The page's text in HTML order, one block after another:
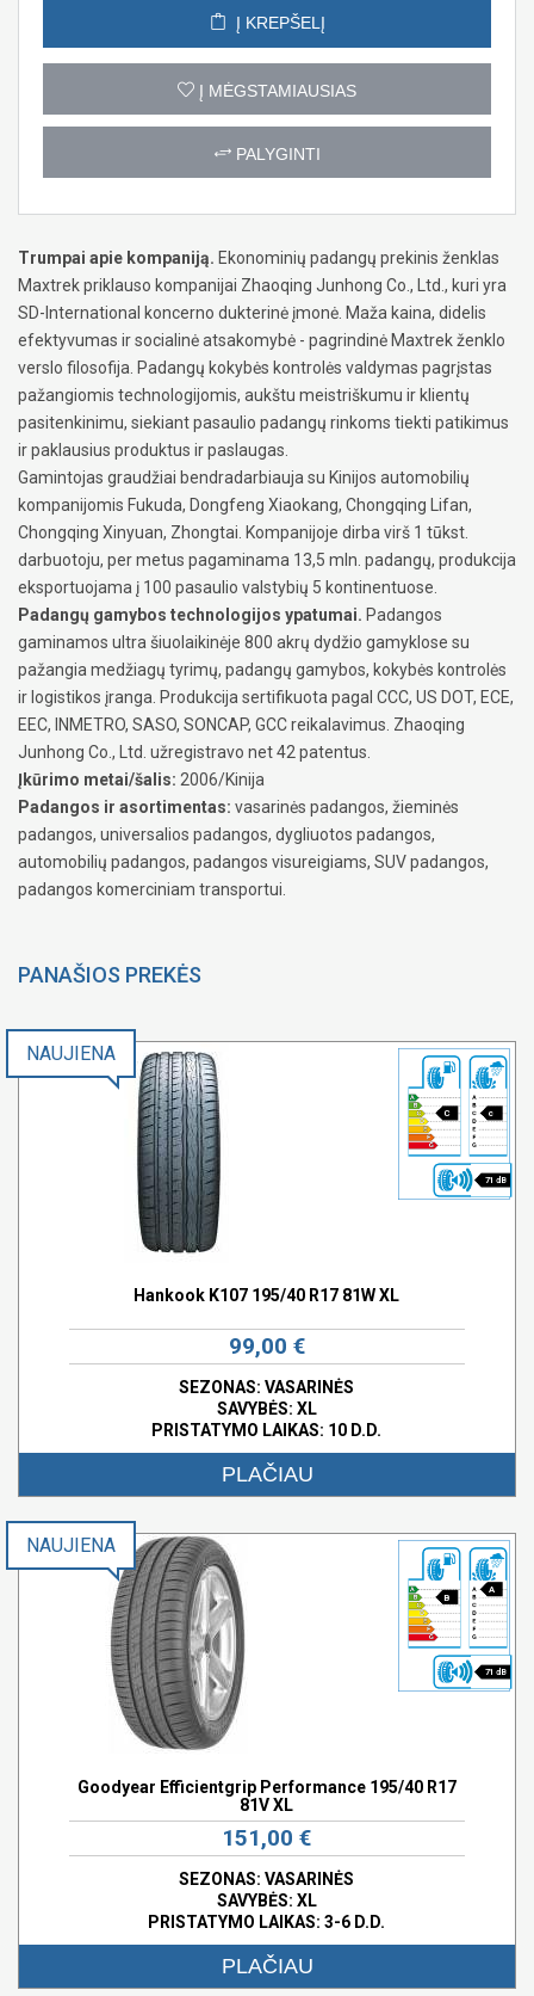
Į KREPŠELĮ
Į MĖGSTAMIAUSIAS
PALYGINTI
Trumpai apie kompaniją. Ekonominių padangų prekinis ženklas
Maxtrek priklauso kompanijai Zhaoqing Junhong Co., Ltd., kuri yra
SD-International koncerno dukterinė įmonė. Maža kaina, didelis
efektyvumas ir socialinė atsakomybė - pagrindinė Maxtrek ženklo
verslo filosofija. Padangų kokybės kontrolės valdymas pagrįstas
pažangiomis technologijomis, aukštu meistriškumu ir klientų
pasitenkinimu, siekiant pasaulio padangų rinkoms tiekti patikimus
ir paklausius produktus ir paslaugas.
Gamintojas graudžiai bendradarbiauja su Kinijos automobilių
kompanijomis Fukuda, Dongfeng Xiaokang, Chongqing Lifan,
Chongqing Xinyuan, Zhongtai. Kompanijoje dirba virš 1 tūkst.
darbuotoju, per metus pagaminama 13,5 mln. padangų, produkcija
eksportuojama į 100 pasaulio valstybių 5 kontinentuose.
Padangų gamybos technologijos ypatumai. Padangos
gaminamos ultra šiuolaikinėje 800 akrų dydžio gamyklose su
pažangia medžiagų tyrimų, padangų gamybos, kokybės kontrolės
ir logistikos įranga. Produkcija sertifikuota pagal CCC, US DOT, ECE,
EEC, INMETRO, SASO, SONCAP, GCC reikalavimus. Zhaoqing
Junhong Co., Ltd. užregistravo net 42 patentus.
Įkūrimo metai/šalis: 2006/Kinija
Padangos ir asortimentas: vasarinės padangos, žieminės
padangos, universalios padangos, dygliuotos padangos,
automobilių padangos, padangos visureigiams, SUV padangos,
padangos komerciniam transportui.
PANAŠIOS PREKĖS
C c
71 dB
NAUJIENA
Hankook K107 195/40 R17 81W XL
99,00 €
SEZONAS: VASARINĖS
SAVYBĖS: XL
PRISTATYMO LAIKAS: 10 D.D.
PLAČIAU
B
A
71 dB
NAUJIENA
Goodyear Efficientgrip Performance 195/40 R17
81V XL
151,00 €
SEZONAS: VASARINĖS
SAVYBĖS: XL
PRISTATYMO LAIKAS: 3-6 D.D.
PLAČIAU